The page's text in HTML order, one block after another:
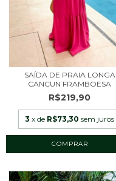
SAÍDA DE PRAIA LONGA
CANCUN FRAMBOESA
R$219,90
3 x de R$73,30 sem juros
COMPRAR